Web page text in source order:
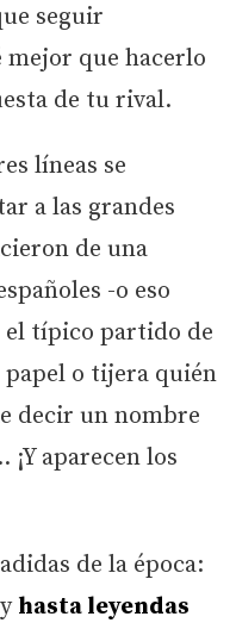
seguir
mejor que hacerlo
de tu rival.
líneas se
a las grandes
de una
-o eso
el típico partido de
o tijera quién
decir un nombre
¡Y aparecen los
de la época:
hasta leyendas